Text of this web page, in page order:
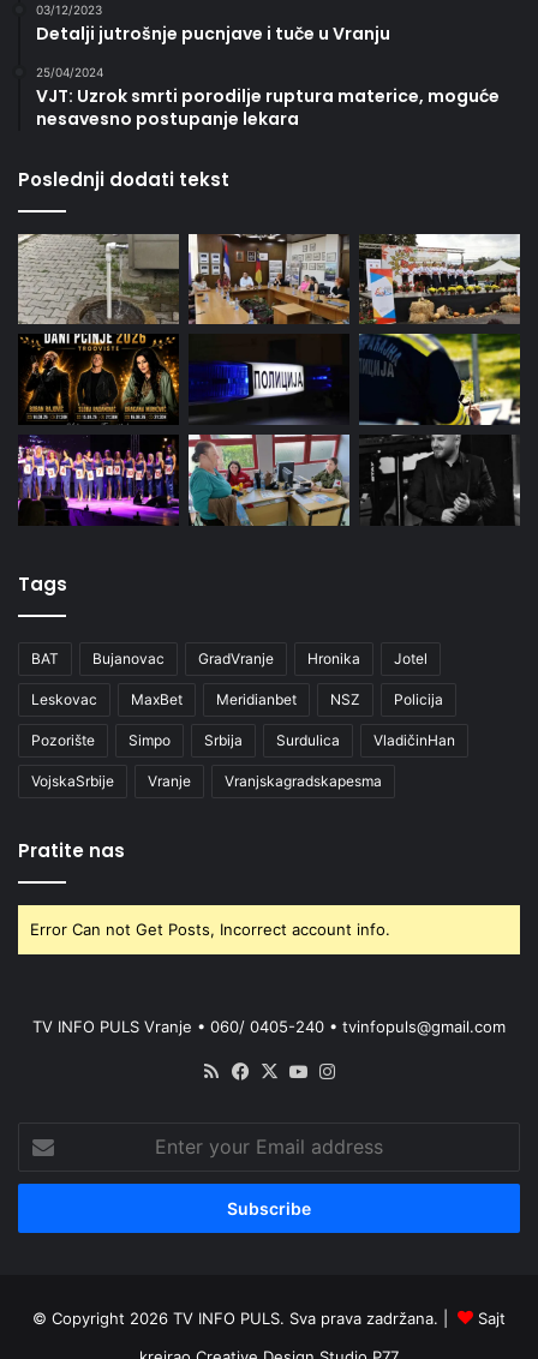
03/12/2023
Detalji jutrošnje pucnjave i tuče u Vranju
25/04/2024
VJT: Uzrok smrti porodilje ruptura materice, moguće
nesavesno postupanje lekara
Poslednji dodati tekst
Tags
BAT Bujanovac GradVranje Hronika Jotel
Leskovac MaxBet Meridianbet NSZ Policija
Pozorište Simpo Srbija Surdulica VladičinHan
VojskaSrbije Vranje Vranjskagradskapesma
Pratite nas
Error Can not Get Posts, Incorrect account info.
TV INFO PULS Vranje • 060/ 0405-240 • tvinfopuls@gmail.com
RSS Facebook
X YouTube
your
Email
© Copyright 2026 TV INFO PULS. Sva prava zadržana. |
Sajt